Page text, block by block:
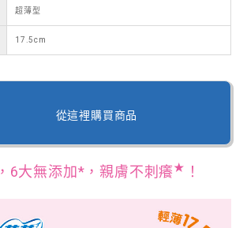
超薄型
17.5cm
從這裡購買商品
，6大無添加*，親膚不刺癢★ ！